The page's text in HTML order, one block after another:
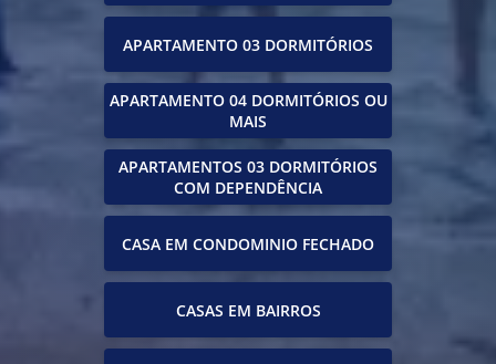
APARTAMENTO 03 DORMITÓRIOS
APARTAMENTO 04 DORMITÓRIOS OU
MAIS
APARTAMENTOS 03 DORMITÓRIOS
COM DEPENDÊNCIA
CASA EM CONDOMINIO FECHADO
CASAS EM BAIRROS